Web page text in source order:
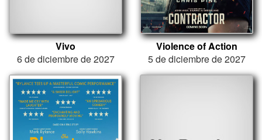
Vivo
6 de diciembre de 2027
Violence of Action
5 de diciembre de 2027